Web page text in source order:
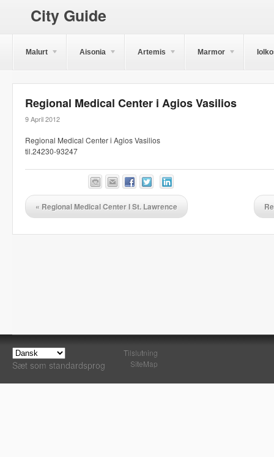
City Guide
Malurt Aisonia Artemis Marmor
Regional Medical Center i Agios Vasilios
9 April 2012
Regional Medical Center i Agios Vasilios
til.24230-93247
« Regional Medical Center I St. Lawrence
Sæt som standardsprog
Tilslutning
SiteMap